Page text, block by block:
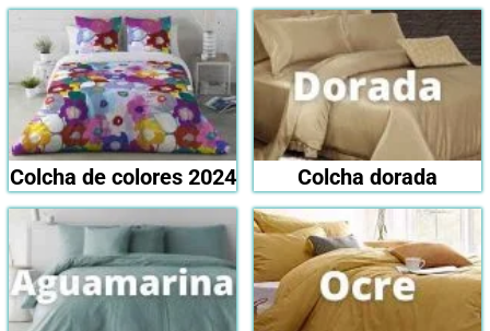
Colcha de colores 2024 Colcha dorada